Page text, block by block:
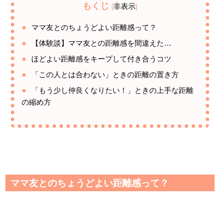
もくじ [非表示]
ママ友とのちょうどよい距離感って？
【体験談】ママ友との距離感を間違えた…
ほどよい距離感をキープして付き合うコツ
「この人とは合わない」ときの距離の置き方
「もう少し仲良くなりたい！」ときの上手な距離
の縮め方
ママ友とのちょうどよい距離感って？